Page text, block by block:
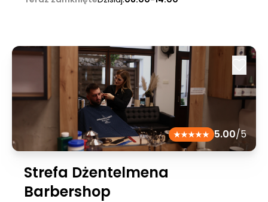
5.00/5
Strefa Dżentelmena
Barbershop